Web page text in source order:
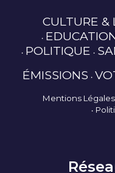
CULTURE &
POLITIQUE
ÉMISSIONS
Mentions Légales